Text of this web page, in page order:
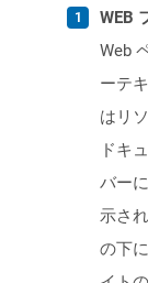
WEB
Web
ーテ
はリ
ドキ
バー
示さ
の下